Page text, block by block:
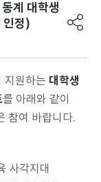
계 대학생
인정)
지원하는 대학생
를 아래와 같이
참여 바랍니다.
사각지대